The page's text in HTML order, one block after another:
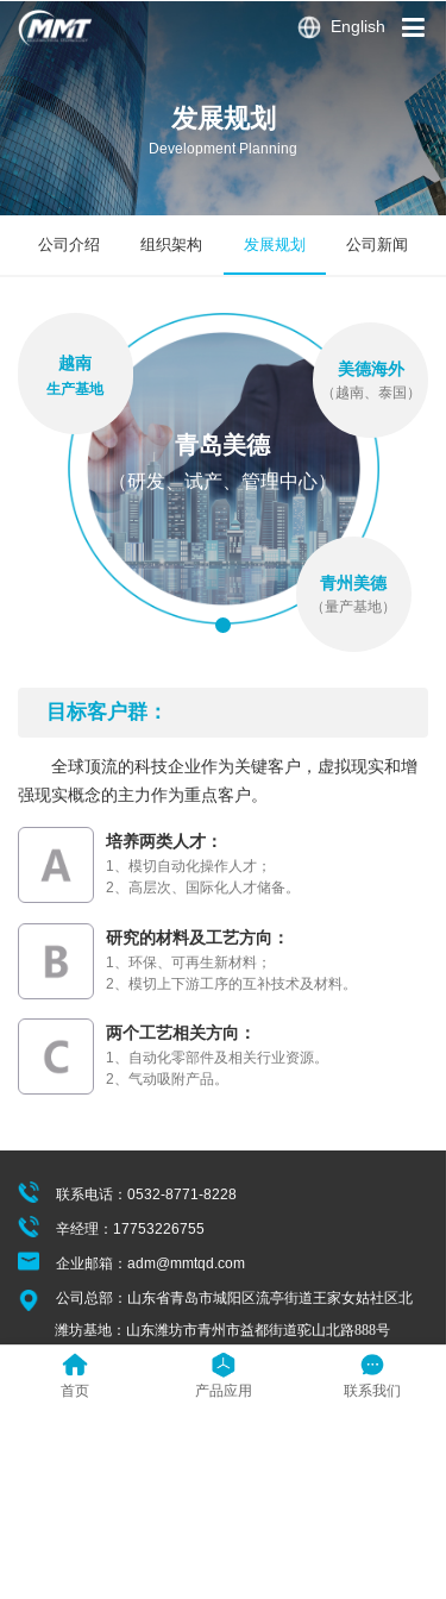
English
网
走
产
发展规划
Development Planning
公司介绍 组织架构 发展规划 公司新闻
青岛美德
（研发、试产、管理中心）
青州美德
（量产基地）
美德海外
（越南、泰国）
越南
生产基地
目标客户群：
全球顶流的科技企业作为关键客户，虚拟现实和增
强现实概念的主力作为重点客户。
培养两类人才：
1、模切自动化操作人才；
2、高层次、国际化人才储备。
研究的材料及工艺方向：
1、环保、可再生新材料；
2、模切上下游工序的互补技术及材料。
两个工艺相关方向：
1、自动化零部件及相关行业资源。
2、气动吸附产品。
联系电话：0532-8771-8228
辛经理：17753226755
企业邮箱：adm@mmtqd.com
公司总部：山东省青岛市城阳区流亭街道王家女姑社区北
越南基地：越南北宁省桂武镇方寮区桂武工业园G11号地
块
马来西亚：
No. 2A, 1st Floor, Jalan Tiara 4, Bandar Baru
首页 产品应用 联系我们